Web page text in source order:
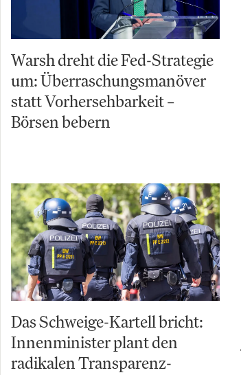
Warsh dreht die Fed-Strategie
um: Überraschungsmanöver
statt Vorhersehbarkeit –
Börsen bebern
Das Schweige-Kartell bricht:
Innenminister plant den
radikalen Transparenz-